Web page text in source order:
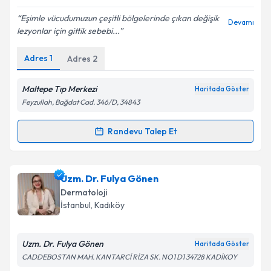
E-posta Adresiniz
Kişisel verilerimin işlenmesine ilişkinAydınlatma
Metni'ni okudum ve kişisel verilerimin belirtilen
kapsamda işlenmesini kabul ediyorum.
Takvim Talebini Gönder
Eşimle vücudumuzun çeşitli bölgelerinde çıkan değişik
lezyonlar için gittik sebebi...
Devamı
Adres 1 Adres 2
Maltepe Tıp Merkezi Haritada Göster
Feyzullah, Bağdat Cad. 346/D, 34843
Randevu Talep Et
Randevu Takvimi Talebi
Uzm. Dr. Ozan Aksuiçin randevu takvimi talebi
oluşturun. Size bu uzmandan randevu almanız için bir
takvim hazırlandığında e-posta ile bilgilendireceğiz.
Uzm. Dr. Fulya Gönen
Dermatoloji
İstanbul, Kadıköy
Uzm. Dr. Fulya Gönen Haritada Göster
CADDEBOSTAN MAH. KANTARCİ RİZA SK. NO1 D1 34728 KADİKOY